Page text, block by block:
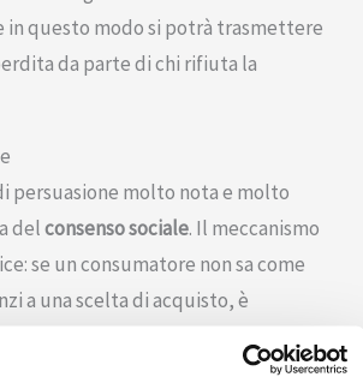
in questo modo si potrà trasmettere
da parte di chi rifiuta la
persuasione molto nota e molto
delconsenso sociale. Il meccanismo
se un consumatore non sa come
a una scelta di acquisto, è